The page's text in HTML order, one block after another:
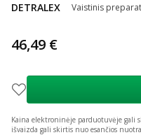
DETRALEX Vaistinis
46,49 €
Kaina elektroninėje parduotuvėje gali
išvaizda gali skirtis nuo esančios